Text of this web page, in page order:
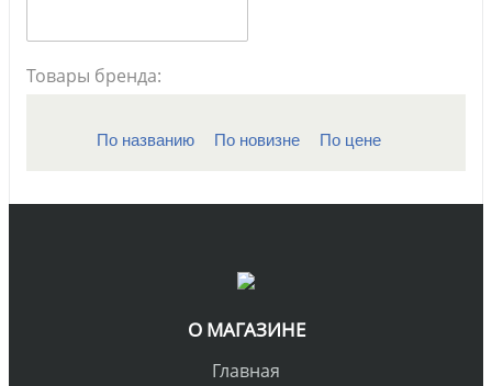
Товары бренда:
По названию По новизне По цене
О МАГАЗИНЕ
Главная